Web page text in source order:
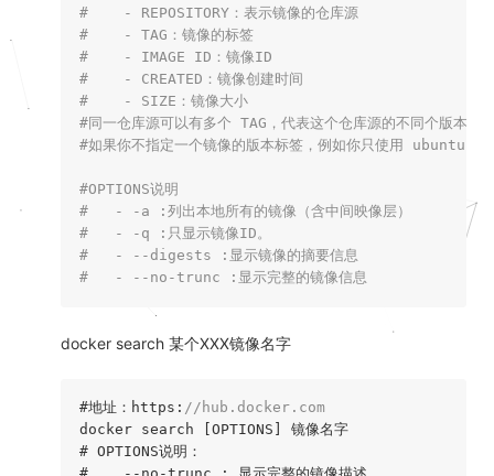
#    - REPOSITORY：表示镜像的仓库源
#    - TAG：镜像的标签
#    - IMAGE ID：镜像ID
#    - CREATED：镜像创建时间
#    - SIZE：镜像大小
#同一仓库源可以有多个 TAG，代表这个仓库源的不同个版本
#如果你不指定一个镜像的版本标签，例如你只使用
#OPTIONS说明
#   - -a :列出本地所有的镜像（含中间映像层）
#   - -q :只显示镜像ID。
#   - --digests :显示镜像的摘要信息
#   - --no-trunc :显示完整的镜像信息
docker search 某个XXX镜像名字
#地址：https: //hub.docker.com
docker search [OPTIONS] 镜像名字
# OPTIONS说明：